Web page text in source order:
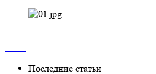
Последние статьи